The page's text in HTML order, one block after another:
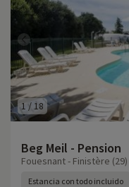
1 /18
Beg Meil - Pension
Fouesnant - Finistère (29)
Estancia con todo incluido